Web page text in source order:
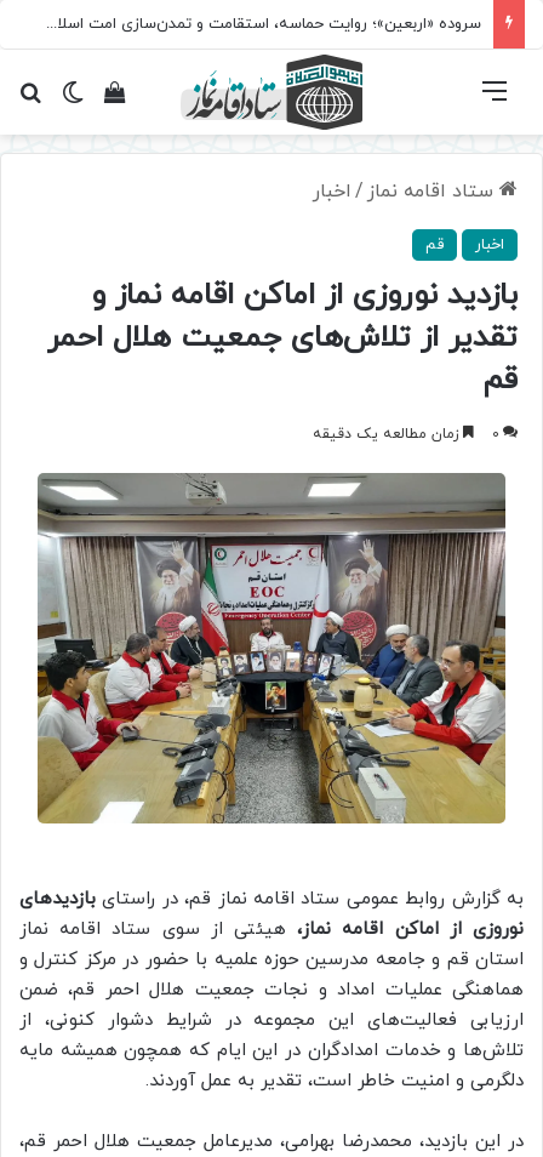
سروده‌ «اربعین»؛ روایت حماسه، استقامت و تمدن‌سازی امت اسلامی
تغییرمشاهده فهرست
ستاد اقامه نماز / اخبار
اخبار قم
بازدید نوروزی از اماکن اقامه نماز و
تقدیر از تلاش‌های جمعیت هلال‌ احمر
قم
0 زمان مطالعه یک دقیقه
به گزارش روابط عمومی ستاد اقامه نماز قم، در راستای بازدیدهای
نوروزی از اماکن اقامه نماز،هیئتی از سوی ستاد اقامه نماز
استان قم و جامعه مدرسین حوزه علمیه با حضور در مرکز کنترل و
هماهنگی عملیات امداد و نجات جمعیت هلال‌ احمر قم، ضمن
ارزیابی فعالیت‌های این مجموعه در شرایط دشوار کنونی، از
تلاش‌ها و خدمات امدادگران در این ایام که همچون همیشه مایه
دلگرمی و امنیت خاطر است، تقدیر به عمل آوردند.
در این بازدید، محمدرضا بهرامی، مدیرعامل جمعیت هلال‌ احمر قم،